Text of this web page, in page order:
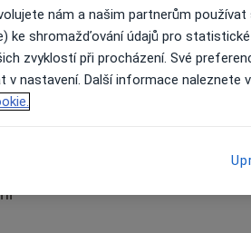
nám a našim partnerům
ke shromažďování údajů pro
zvyklostí při procházení. Své
v nastavení. Další informace naleznete v